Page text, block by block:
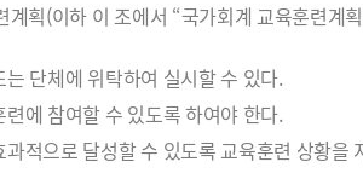
획(이하 이 조에서 “국가회계 교육훈련계
단체에 위탁하여 실시할 수 있다.
에 참여할 수 있도록 하여야 한다.
적으로 달성할 수 있도록 교육훈련 상황을